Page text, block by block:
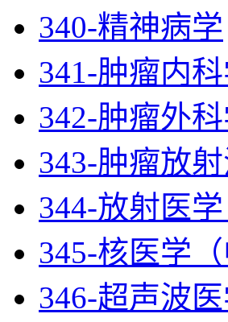
340-精神病学
341-肿瘤内
342-肿瘤外
343-肿瘤放
344-放射医学
345-核医学（
346-超声波